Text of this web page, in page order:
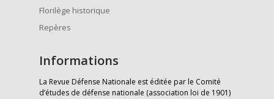
Florilège historique
Repères
Informations
La Revue Défense Nationale est éditée par le Comité
d’études de défense nationale (association loi de 1901)